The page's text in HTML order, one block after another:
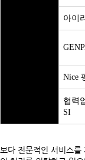
아이
Nice
협력
SI
보다 전문적인 서비스